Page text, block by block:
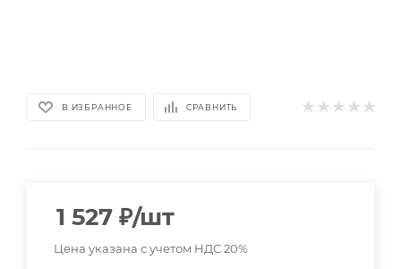
В ИЗБРАННОЕ СРАВНИТЬ
1 527 ₽/шт
Цена указана с учетом НДС 20%